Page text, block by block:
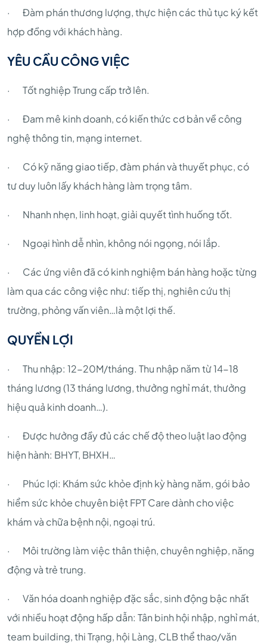
· Đàm phán thương lượng, thực hiện các thủ tục ký kết
hợp đồng với khách hàng.
YÊU CẦU CÔNG VIỆC
· Tốt nghiệp Trung cấp trở lên.
· Đam mê kinh doanh, có kiến thức cơ bản về công
nghệ thông tin, mạng internet.
· Có kỹ năng giao tiếp, đàm phán và thuyết phục, có
tư duy luôn lấy khách hàng làm trọng tâm.
· Nhanh nhẹn, linh hoạt, giải quyết tình huống tốt.
· Ngoại hình dễ nhìn, không nói ngọng, nói lắp.
· Các ứng viên đã có kinh nghiệm bán hàng hoặc từng
làm qua các công việc như: tiếp thị, nghiên cứu thị
trường, phỏng vấn viên…là một lợi thế.
QUYỀN LỢI
· Thu nhập: 12-20M/tháng. Thu nhập năm từ 14-18
tháng lương (13 tháng lương, thưởng nghỉ mát, thưởng
hiệu quả kinh doanh…).
· Được hưởng đầy đủ các chế độ theo luật lao động
hiện hành: BHYT, BHXH…
· Phúc lợi: Khám sức khỏe định kỳ hàng năm, gói bảo
hiểm sức khỏe chuyên biệt FPT Care dành cho việc
khám và chữa bệnh nội, ngoại trú.
· Môi trường làm việc thân thiện, chuyên nghiệp, năng
động và trẻ trung.
· Văn hóa doanh nghiệp đặc sắc, sinh động bậc nhất
với nhiều hoạt động hấp dẫn: Tân binh hội nhập, nghỉ mát,
team building, thi Trạng, hội Làng, CLB thể thao/văn